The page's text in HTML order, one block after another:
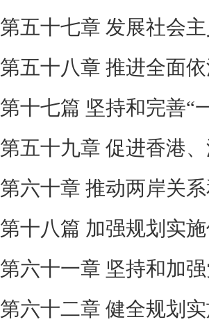
第五十七章 发展社会
第五十八章 推进全面
第十七篇 坚持和完善“
第五十九章 促进香港
第六十章 推动两岸关
第十八篇 加强规划实
第六十一章 坚持和加
第六十二章 健全规划